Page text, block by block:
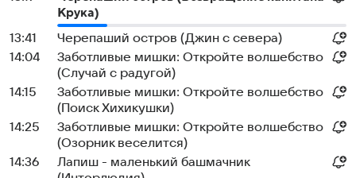
Крука)
13:41
Черепаший остров (Джин с севера)
14:04
Заботливые мишки: Откройте волшебство
(Случай с радугой)
14:15
Заботливые мишки: Откройте волшебство
(Поиск Хихикушки)
14:25
Заботливые мишки: Откройте волшебство
(Озорник веселится)
14:36
Лапиш - маленький башмачник